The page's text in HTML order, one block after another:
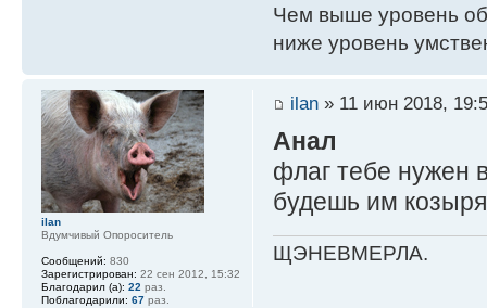
Чем выше уровень
ниже уровень
ilan» 11 июн 2018,
Анал
флаг тебе нужен
будешь им
ЩЭНЕВМЕРЛА.
ilan
Вдумчивый Опороситель
Сообщений: 830
Зарегистрирован: 22 сен 2012, 15:32
Благодарил (а): 22 раз.
Поблагодарили: 67 раз.